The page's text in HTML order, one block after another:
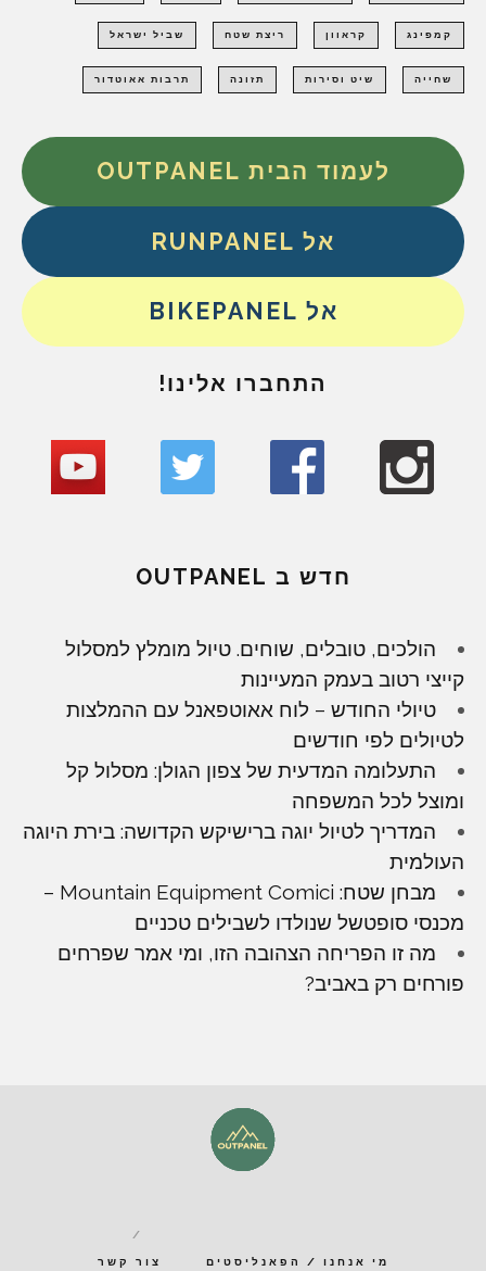
קמפינג קראוון ריצת שטח שביל ישראל
שחייה שיט וסירות תזונה תרבות אאוטדור
לעמוד הבית OUTPANEL
אל RUNPANEL
אל BIKEPANEL
התחברו אלינו!
חדש ב OUTPANEL
הולכים, טובלים, שוחים. טיול מומלץ למסלול
קייצי רטוב בעמק המעיינות
טיולי החודש – לוח אאוטפאנל עם ההמלצות
לטיולים לפי חודשים
התעלומה המדעית של צפון הגולן: מסלול קל
ומוצל לכל המשפחה
המדריך לטיול יוגה ברישיקש הקדושה: בירת היוגה
העולמית
מבחן שטח: Mountain Equipment Comici –
מכנסי סופטשל שנולדו לשבילים טכניים
מה זו הפריחה הצהובה הזו, ומי אמר שפרחים
פורחים רק באביב?
מי אנחנו / הפאנליסטים צור קשר